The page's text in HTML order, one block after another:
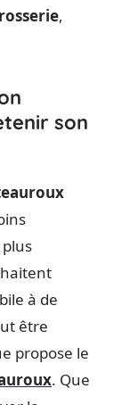
,
son
à de
être
propose le
. Que